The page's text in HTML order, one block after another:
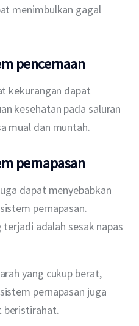
menimbulkan gagal
pencernaan
kekurangan dapat
kesehatan pada saluran
mual dan muntah.
pernapasan
dapat menyebabkan
pernapasan.
adalah sesak napas
yang cukup berat,
pernapasan juga
beristirahat.